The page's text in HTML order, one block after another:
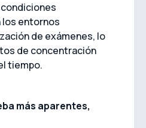
entornos
de exámenes, lo
de concentración
tiempo.
más aparentes,